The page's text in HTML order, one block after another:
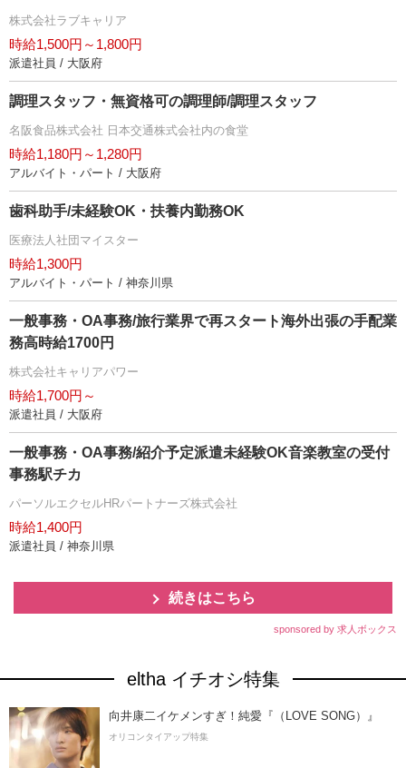
株式会社ラブキャリア
時給1,500円～1,800円
派遣社員 / 大阪府
調理スタッフ・無資格可の調理師/調理スタッフ
名阪食品株式会社 日本交通株式会社内の食堂
時給1,180円～1,280円
アルバイト・パート / 大阪府
歯科助手/未経験OK・扶養内勤務OK
医療法人社団マイスター
時給1,300円
アルバイト・パート / 神奈川県
一般事務・OA事務/旅行業界で再スタート海外出張の手配業
務高時給1700円
株式会社キャリアパワー
時給1,700円～
派遣社員 / 大阪府
一般事務・OA事務/紹介予定派遣未経験OK音楽教室の受付
事務駅チカ
パーソルエクセルHRパートナーズ株式会社
時給1,400円
派遣社員 / 神奈川県
続きはこちら
sponsored by 求人ボックス
eltha イチオシ特集
向井康二イケメンすぎ！純愛『（LOVE SONG）』
オリコンタイアップ特集